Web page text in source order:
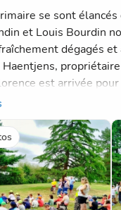
se sont
et Louis Bourdin
dégagés
est arrivée
récital pour profiter
de l'école, les lieux
leur présentant le
classe, ils se sont
sentiers de